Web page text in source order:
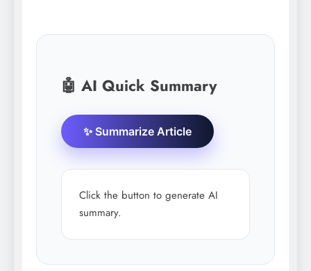
🤖 AI Quick Summary
✨ Summarize Article
Click the button to generate AI
summary.